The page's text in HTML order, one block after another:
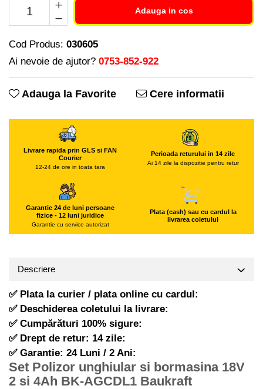
Piese si consumabile pentru
MOTOCOSITORI
Tocatoare fan, crengi, tulpini
Freze de zapada
Freze si carote
Generatoare
Lampi solare
Malaxoare
Macarale si electopalane
Masini de tencuit
Masini de taiat placi ceramice /
gresie / faianta / parchet
Masini de canelat
Motoare termice
Pistoale de impact electrice si
Pistoale de vopsit
Prelungitoare
Polizoare electrice de banc si
unghiulare
Rindele si freze pentru lemn
Convectoare
Purificatoare aer
Radiatoare
Sobe pe gaz
Ventilatoare
Chiuvete bucatarie
Deshidratoare
Dozatoare de apa
Fiare de calcat / Mese pentru
calcat
Forme de prajituri
Hote Telescopice
Hote Traditionale
Hote Incorporabile
Hote Country
Hote Insula
Hote Cupolare
Accesorii, consumabile hote
Masini de tocat carne
Adauga in cos
Cod Produs: 030605
Ai nevoie de ajutor? 0753-852-922
Adauga la Favorite Cere informatii
Livrare rapida prin GLS si FAN
Courier
12-24 de ore in toata tara
Perioada returului in 14 zile
Ai 14 zile la dispozitie pentru retur
Garantie 24 de luni persoane
fizice - 12 luni juridice
Garantie cu service autorizat
Plata (cash) sau cu cardul la
livrarea coletului
Descriere
✅ Plata la curier / plata online cu cardul:
✅ Deschiderea coletului la livrare:
✅ Cumpărături 100% sigure:
✅ Drept de retur: 14 zile:
✅ Garantie: 24 Luni / 2 Ani:
Set Polizor unghiular si bormasina 18V
2 si 4Ah BK-AGCDL1 Baukraft